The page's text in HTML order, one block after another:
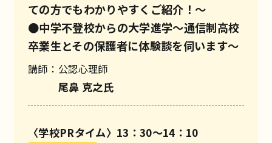
ての方でもわかりやすくご紹介！～
●中学不登校からの大学進学～通信制高校
卒業生とその保護者に体験談を伺います～
講師： 公認心理師
尾鼻 克之氏
〈学校PRタイム〉13：30～14：10